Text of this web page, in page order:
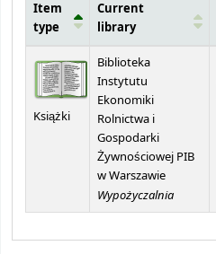
Item
type
Current
library
Książki
Biblioteka
Instytutu
Ekonomiki
Rolnictwa i
Gospodarki
Żywnościowej PIB
w Warszawie
Wypożyczalnia